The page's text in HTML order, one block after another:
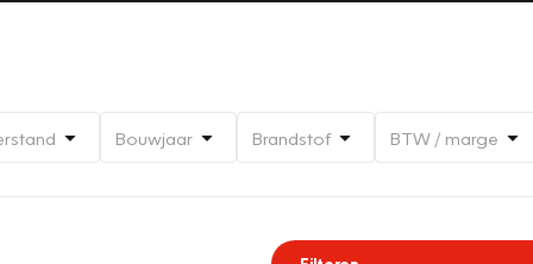
Bouwjaar Brandstof BTW / marge